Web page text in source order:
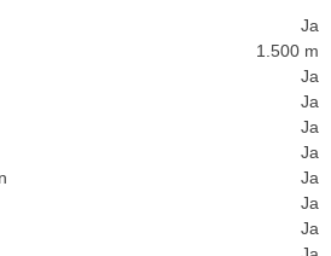
Ja
1.500 m
Ja
Ja
Ja
Ja
Ja
Ja
Ja